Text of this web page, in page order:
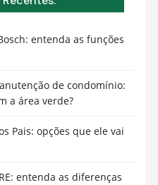
entenda as funções
de condomínio:
a área verde?
Pais: opções que ele vai
entenda as diferenças